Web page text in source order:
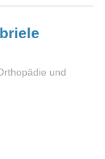
und